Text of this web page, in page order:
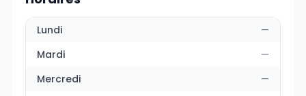
Lundi
—
Mardi
—
Mercredi
—